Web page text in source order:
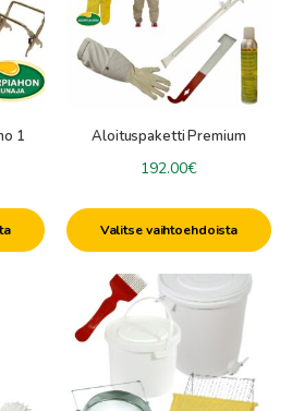
1
Aloituspaketti Premium
192.00€
Valitse vaihtoehdoista